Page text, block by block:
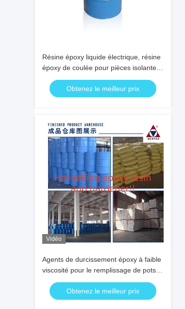
Résine époxy liquide électrique, résine
époxy de coulée pour pièces isolantes
de moyenne et haute tension
Obtenez le meilleur prix
Vidéo
Agents de durcissement époxy à faible
viscosité pour le remplissage de pots
de transformateurs potentiels et de
transformateurs sans vide
Obtenez le meilleur prix